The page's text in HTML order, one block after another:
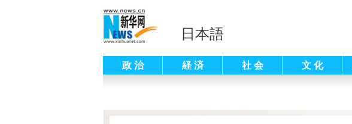
日本語
政 治 経 済 社 会 文 化